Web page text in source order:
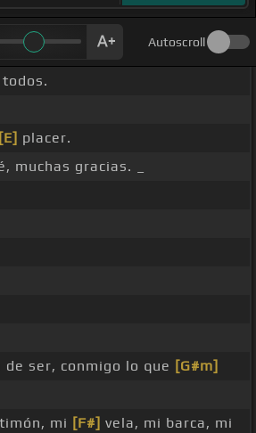
Autoscroll
[E] placer.
muchas gracias. _
ser, conmigo lo que [G#m]
mi [F#] vela, mi barca, mi